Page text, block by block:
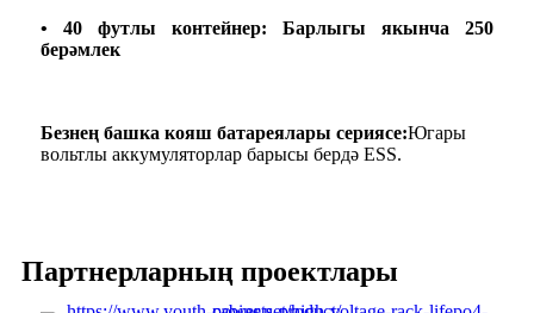
• 40 футлы контейнер: Барлыгы якынча 250
берәмлек
Безнең башка кояш батареялары сериясе:Югары
вольтлы аккумуляторлар барысы бердә ESS.
Партнерларның проектлары